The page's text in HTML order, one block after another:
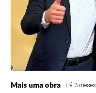
Mais uma obra Há 3 meses